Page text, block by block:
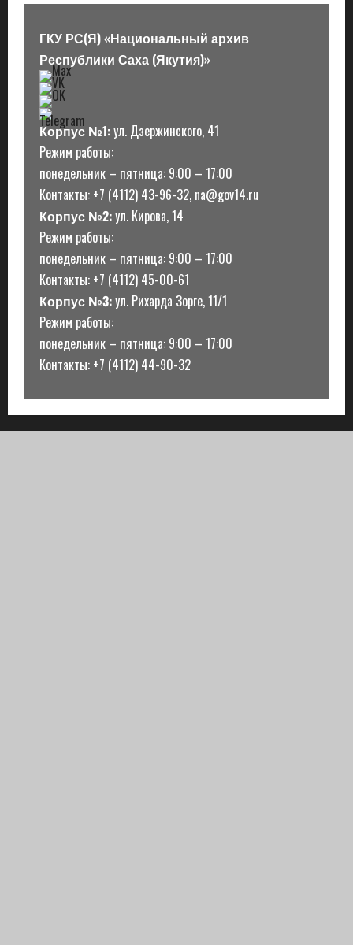
ГКУ РС(Я) «Национальный архив
Республики Саха (Якутия)»
Корпус №1:ул. Дзержинского, 41
Режим работы:
понедельник – пятница: 9:00 – 17:00
Контакты: +7 (4112) 43-96-32, na@gov14.ru
Корпус №2:ул. Кирова, 14
Режим работы:
понедельник – пятница: 9:00 – 17:00
Контакты: +7 (4112) 45-00-61
Корпус №3:ул. Рихарда Зорге, 11/1
Режим работы:
понедельник – пятница: 9:00 – 17:00
Контакты: +7 (4112) 44-90-32